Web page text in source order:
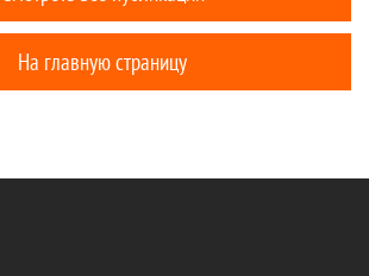
На главную страницу